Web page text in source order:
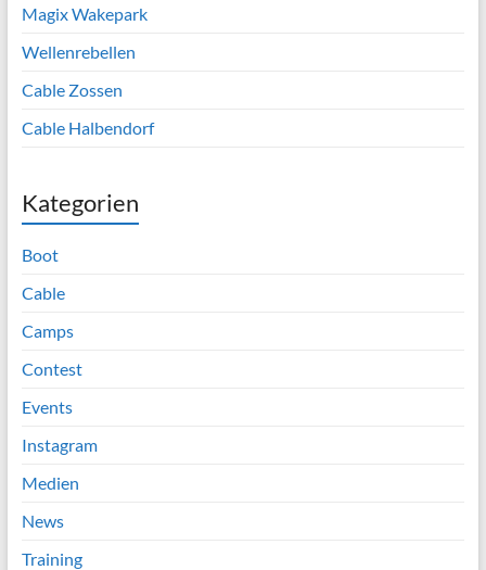
Magix Wakepark
Wellenrebellen
Cable Zossen
Cable Halbendorf
Kategorien
Boot
Cable
Camps
Contest
Events
Instagram
Medien
News
Training